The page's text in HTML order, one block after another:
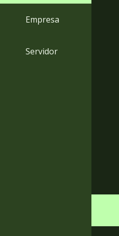
Empresa
Servidor